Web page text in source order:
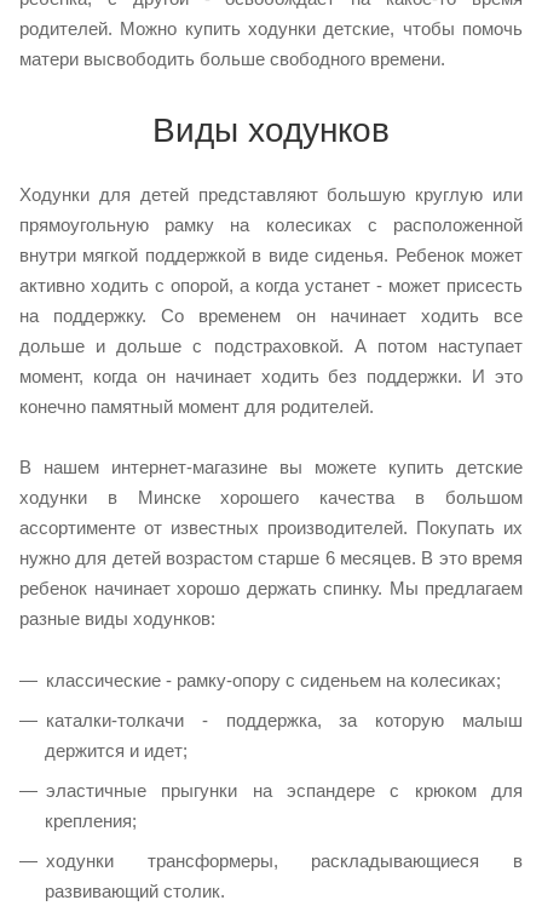
родителей. Можно купить ходунки детские, чтобы помочь
матери высвободить больше свободного времени.
Виды ходунков
Ходунки для детей представляют большую круглую или
прямоугольную рамку на колесиках с расположенной
внутри мягкой поддержкой в виде сиденья. Ребенок может
активно ходить с опорой, а когда устанет - может присесть
на поддержку. Со временем он начинает ходить все
дольше и дольше с подстраховкой. А потом наступает
момент, когда он начинает ходить без поддержки. И это
конечно памятный момент для родителей.
В нашем интернет-магазине вы можете купить детские
ходунки в Минске хорошего качества в большом
ассортименте от известных производителей. Покупать их
нужно для детей возрастом старше 6 месяцев. В это время
ребенок начинает хорошо держать спинку. Мы предлагаем
разные виды ходунков:
классические - рамку-опору с сиденьем на колесиках;
каталки-толкачи - поддержка, за которую малыш
держится и идет;
эластичные прыгунки на эспандере с крюком для
крепления;
ходунки трансформеры, раскладывающиеся в
развивающий столик.